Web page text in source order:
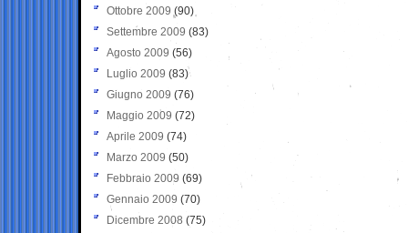
Ottobre 2009 (90)
Settembre 2009 (83)
Agosto 2009 (56)
Luglio 2009 (83)
Giugno 2009 (76)
Maggio 2009 (72)
Aprile 2009 (74)
Marzo 2009 (50)
Febbraio 2009 (69)
Gennaio 2009 (70)
Dicembre 2008 (75)